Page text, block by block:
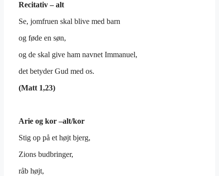
Recitativ – alt
Se, jomfruen skal blive med barn
og føde en søn,
og de skal give ham navnet Immanuel,
det betyder Gud med os.
(Matt 1,23)
Arie og kor –alt/kor
Stig op på et højt bjerg,
Zions budbringer,
råb højt,